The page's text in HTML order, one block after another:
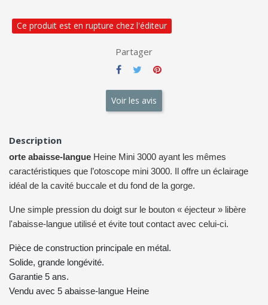
Ce produit est en rupture chez l'éditeur
Partager
Voir les avis
Description
orte abaisse-langue Heine Mini 3000 ayant les mêmes
caractéristiques que l’otoscope mini 3000. Il offre un éclairage
idéal de la cavité buccale et du fond de la gorge.
Une simple pression du doigt sur le bouton « éjecteur » libère
l'abaisse-langue utilisé et évite tout contact avec celui-ci.
Pièce de construction principale en métal.
Solide, grande longévité.
Garantie 5 ans.
Vendu avec 5 abaisse-langue Heine